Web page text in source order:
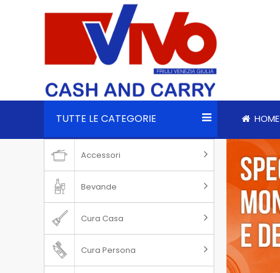
TUTTE LE CATEGORIE HOME
Accessori
Bevande
Cura Casa
Cura Persona